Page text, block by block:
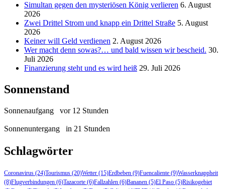
Simultan gegen den mysteriösen König verlieren 6. August
2026
Zwei Drittel Strom und knapp ein Drittel Straße 5. August
2026
Keiner will Geld verdienen 2. August 2026
Wer macht denn sowas?… und bald wissen wir bescheid. 30.
Juli 2026
Finanzierung steht und es wird heiß 29. Juli 2026
Sonnenstand
Sonnenaufgang vor 12 Stunden
Sonnenuntergang in 21 Stunden
Schlagwörter
Coronavirus (24)Tourismus (20)Wetter (15)Erdbeben (9)Fuencaliente (9)Wasserknappheit
(8)Flugverbindungen (6)Tazacorte (6)Fallzahlen (6)Bananen (5)El Paso (5)Risikogebiet